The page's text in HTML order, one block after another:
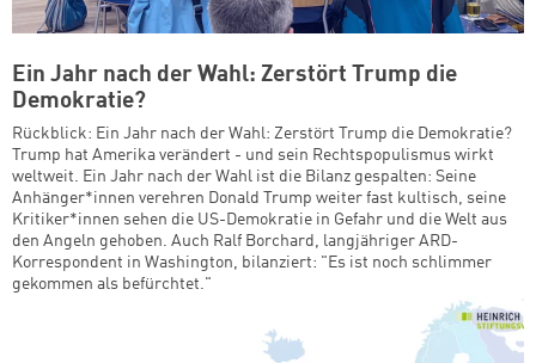
Ein Jahr nach der Wahl: Zerstört Trump die
Demokratie?
Rückblick: Ein Jahr nach der Wahl: Zerstört Trump die Demokratie?
Trump hat Amerika verändert - und sein Rechtspopulismus wirkt
weltweit. Ein Jahr nach der Wahl ist die Bilanz gespalten: Seine
Anhänger*innen verehren Donald Trump weiter fast kultisch, seine
Kritiker*innen sehen die US-Demokratie in Gefahr und die Welt aus
den Angeln gehoben. Auch Ralf Borchard, langjähriger ARD-
Korrespondent in Washington, bilanziert: "Es ist noch schlimmer
gekommen als befürchtet."